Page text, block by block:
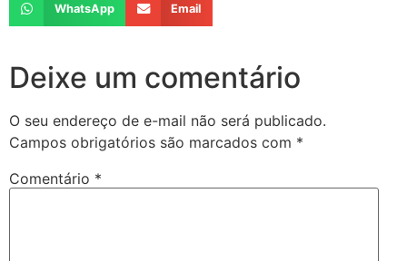
WhatsApp Email
Deixe um comentário
O seu endereço de e-mail não será publicado.
Campos obrigatórios são marcados com *
Comentário *